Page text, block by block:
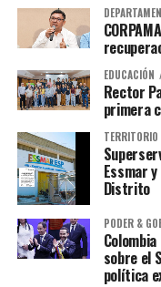
EDUCACIÓN
Rector
primera
Essmar
Distrito
PODER &
sobre el
política